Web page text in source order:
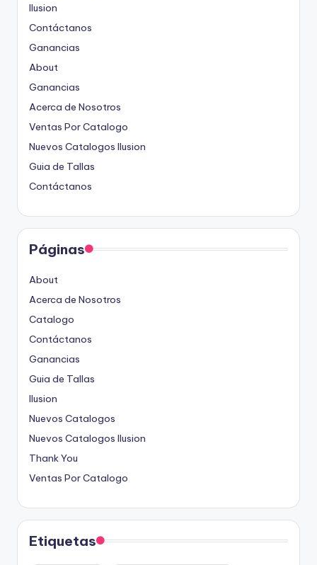
Ilusion
Contáctanos
Ganancias
About
Ganancias
Acerca de Nosotros
Ventas Por Catalogo
Nuevos Catalogos Ilusion
Guia de Tallas
Contáctanos
Páginas
About
Acerca de Nosotros
Catalogo
Contáctanos
Ganancias
Guia de Tallas
Ilusion
Nuevos Catalogos
Nuevos Catalogos Ilusion
Thank You
Ventas Por Catalogo
Etiquetas